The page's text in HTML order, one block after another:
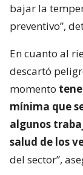
bajar la
preventivo”,
En cuanto al
descartó
momento
mínima que
algunos
salud de los
del sector”,